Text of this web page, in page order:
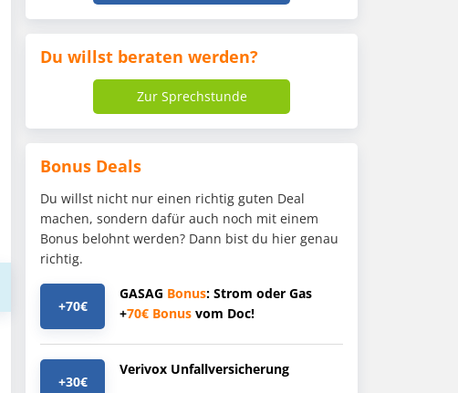
Du willst beraten werden?
Zur Sprechstunde
Bonus Deals
Du willst nicht nur einen richtig guten Deal
machen, sondern dafür auch noch mit einem
Bonus belohnt werden? Dann bist du hier genau
richtig.
+70€
GASAG Bonus: Strom oder Gas
+70€ Bonus vom Doc!
+30€
Verivox Unfallversicherung